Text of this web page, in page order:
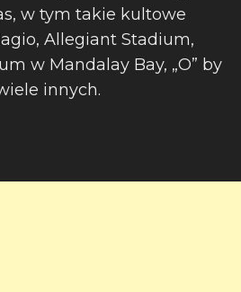
w tym takie kultowe
Allegiant Stadium,
w Mandalay Bay, „O” by
innych.